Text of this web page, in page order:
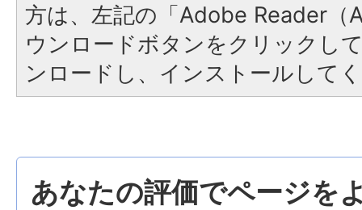
方は、左記の「Adobe Reader（
ウンロードボタンをクリックし
ンロードし、インストールして
あなたの評価でページを